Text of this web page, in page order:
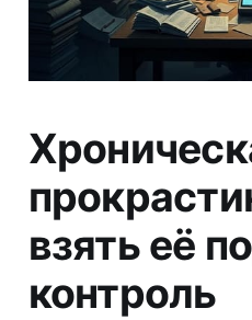
взять её
контроль